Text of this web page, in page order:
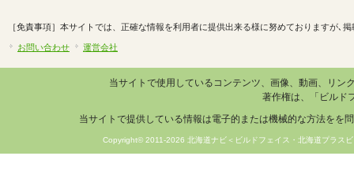
［免責事項］本サイトでは、正確な情報を利用者に提供出来る様に努めておりますが､
お問い合わせ 運営会社
当サイトで使用しているコンテンツ、画像、動画、リ
著作権は、「ビルド
当サイトで提供している情報は電子的または機械的な方法をを
Copyright© 2011-2026 北海道ナビ＜ビルドフェイス・北海道プラ